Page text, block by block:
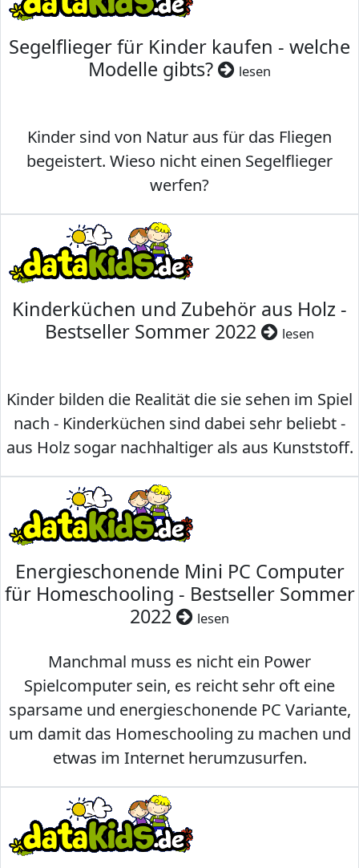
Segelflieger für Kinder kaufen - welche
Modelle gibts?
lesen
Kinder sind von Natur aus für das Fliegen
begeistert. Wieso nicht einen Segelflieger
werfen?
Kinderküchen und Zubehör aus Holz -
Bestseller Sommer 2022
lesen
Kinder bilden die Realität die sie sehen im Spiel
nach - Kinderküchen sind dabei sehr beliebt -
aus Holz sogar nachhaltiger als aus Kunststoff.
Energieschonende Mini PC Computer
für Homeschooling - Bestseller Sommer
2022
lesen
Manchmal muss es nicht ein Power
Spielcomputer sein, es reicht sehr oft eine
sparsame und energieschonende PC Variante,
um damit das Homeschooling zu machen und
etwas im Internet herumzusurfen.